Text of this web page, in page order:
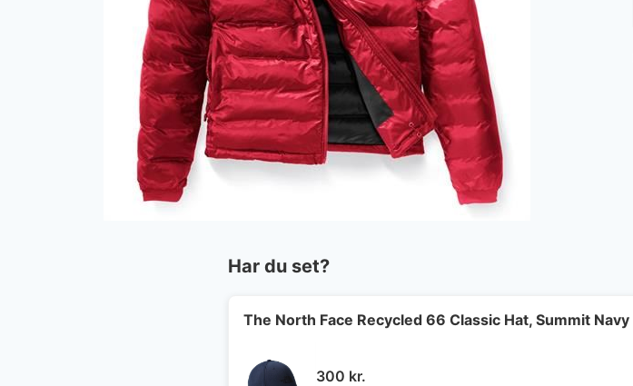
Har du set?
The North Face Recycled 66 Classic Hat, Summit Navy
300 kr.